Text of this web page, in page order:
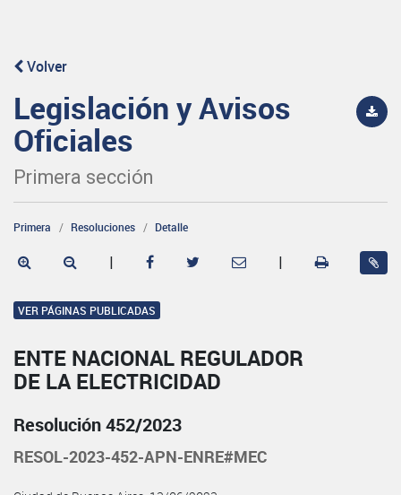
Volver
Legislación y Avisos
Oficiales
Primera sección
Primera Resoluciones Detalle
| |
VER PÁGINAS PUBLICADAS
ENTE NACIONAL REGULADOR
DE LA ELECTRICIDAD
Resolución 452/2023
RESOL-2023-452-APN-ENRE#MEC